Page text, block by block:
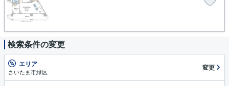
検索条件の変更
エリア
さいたま市緑区
変更